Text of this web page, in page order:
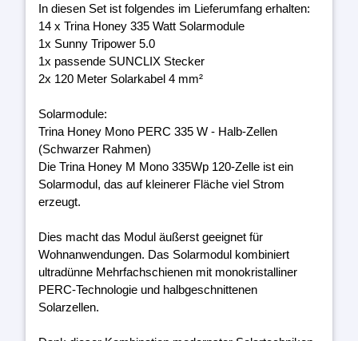
In diesen Set ist folgendes im Lieferumfang erhalten:
14 x Trina Honey 335 Watt Solarmodule
1x Sunny Tripower 5.0
1x passende SUNCLIX Stecker
2x 120 Meter Solarkabel 4 mm²
Solarmodule:
Trina Honey Mono PERC 335 W - Halb-Zellen
(Schwarzer Rahmen)
Die Trina Honey M Mono 335Wp 120-Zelle ist ein
Solarmodul, das auf kleinerer Fläche viel Strom
erzeugt.
Dies macht das Modul äußerst geeignet für
Wohnanwendungen. Das Solarmodul kombiniert
ultradünne Mehrfachschienen mit monokristalliner
PERC-Technologie und halbgeschnittenen
Solarzellen.